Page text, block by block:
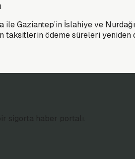
Gaziantep’in İslahiye ve
taksitlerin ödeme süreleri